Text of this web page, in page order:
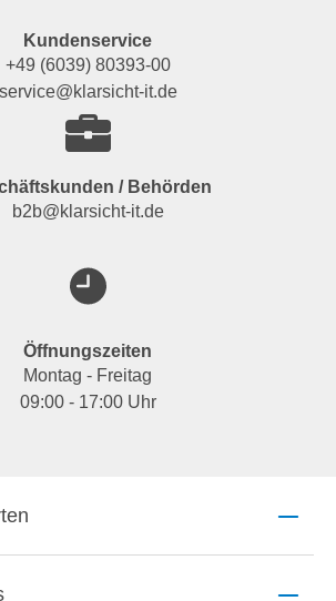
Kundenservice
+49 (6039) 80393-00
service@klarsicht-it.de
/ Behörden
b2b@klarsicht-it.de
Öffnungszeiten
Montag - Freitag
09:00 - 17:00 Uhr